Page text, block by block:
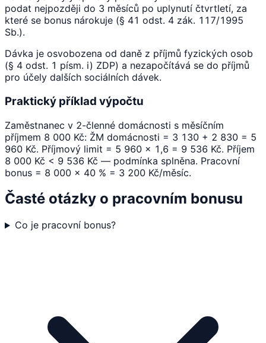
podat nejpozději do 3 měsíců po uplynutí čtvrtletí, za
které se bonus nárokuje (§ 41 odst. 4 zák. 117/1995
Sb.).
Dávka je osvobozena od daně z příjmů fyzických osob
(§ 4 odst. 1 písm. i) ZDP) a nezapočítává se do příjmů
pro účely dalších sociálních dávek.
Praktický příklad výpočtu
Zaměstnanec v 2-členné domácnosti s měsíčním
příjmem 8 000 Kč: ŽM domácnosti = 3 130 + 2 830 = 5
960 Kč. Příjmový limit = 5 960 × 1,6 = 9 536 Kč. Příjem
8 000 Kč < 9 536 Kč — podmínka splněna. Pracovní
bonus = 8 000 × 40 % = 3 200 Kč/měsíc.
Časté otázky o pracovním bonusu
Co je pracovní bonus?